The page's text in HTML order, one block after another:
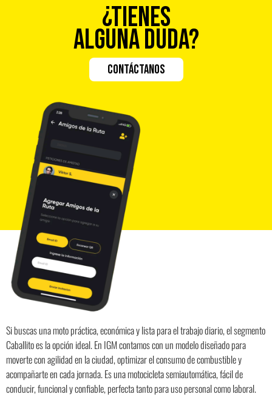
¿TIENES
ALGUNA DUDA?
CONTÁCTANOS
Si buscas una moto práctica, económica y lista para el trabajo diario, el segmento
Caballito es la opción ideal. En IGM contamos con un modelo diseñado para
moverte con agilidad en la ciudad, optimizar el consumo de combustible y
acompañarte en cada jornada. Es una motocicleta semiautomática, fácil de
conducir, funcional y confiable, perfecta tanto para uso personal como laboral.